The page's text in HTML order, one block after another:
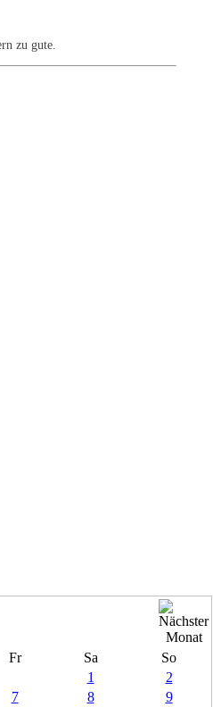
zu gute.
zu gute.
zu gute.
zu gute.
Fr Sa
So
1
2
7 8 9